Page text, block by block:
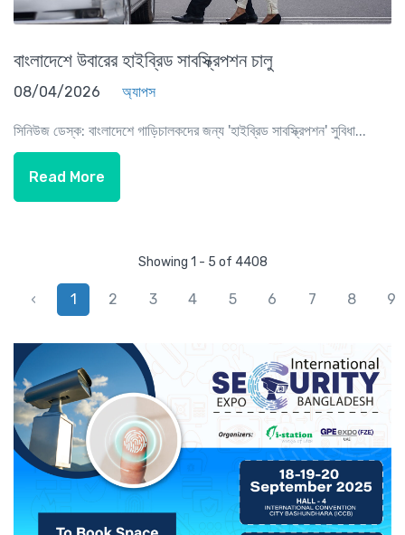
বাংলাদেশে উবারের হাইব্রিড সাবস্ক্রিপশন চালু
08/04/2026 অ্যাপস
সিনিউজ ডেস্ক: বাংলাদেশে গাড়িচালকদের জন্য 'হাইব্রিড সাবস্ক্রিপশন' সুবিধা...
Read More
Showing 1 - 5 of 4408
‹ 1 2 3 4 5 6 7 8 9